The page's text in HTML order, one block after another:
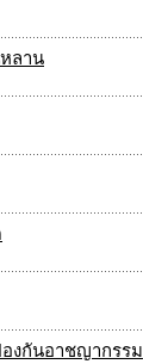
ลาน
องกันอาชญากรรม